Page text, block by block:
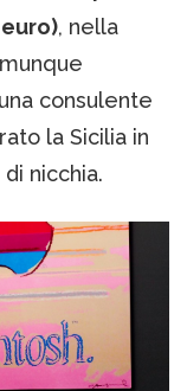
, nella
consulente
la Sicilia in
nicchia.